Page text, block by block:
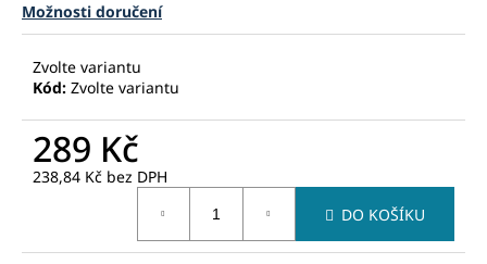
Možnosti doručení
Zvolte variantu
Kód: Zvolte variantu
289 Kč
238,84 Kč bez DPH
DO KOŠÍKU
u
j
e
m
e